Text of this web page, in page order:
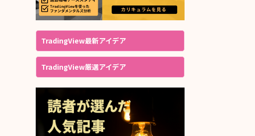
TradingView最新アイデア
TradingView厳選アイデア